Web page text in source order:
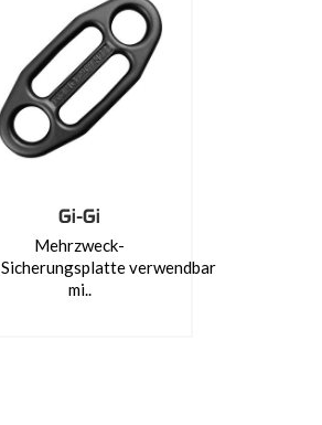
Gi-Gi
Mehrzweck-
Sicherungsplatte verwendbar
mi..